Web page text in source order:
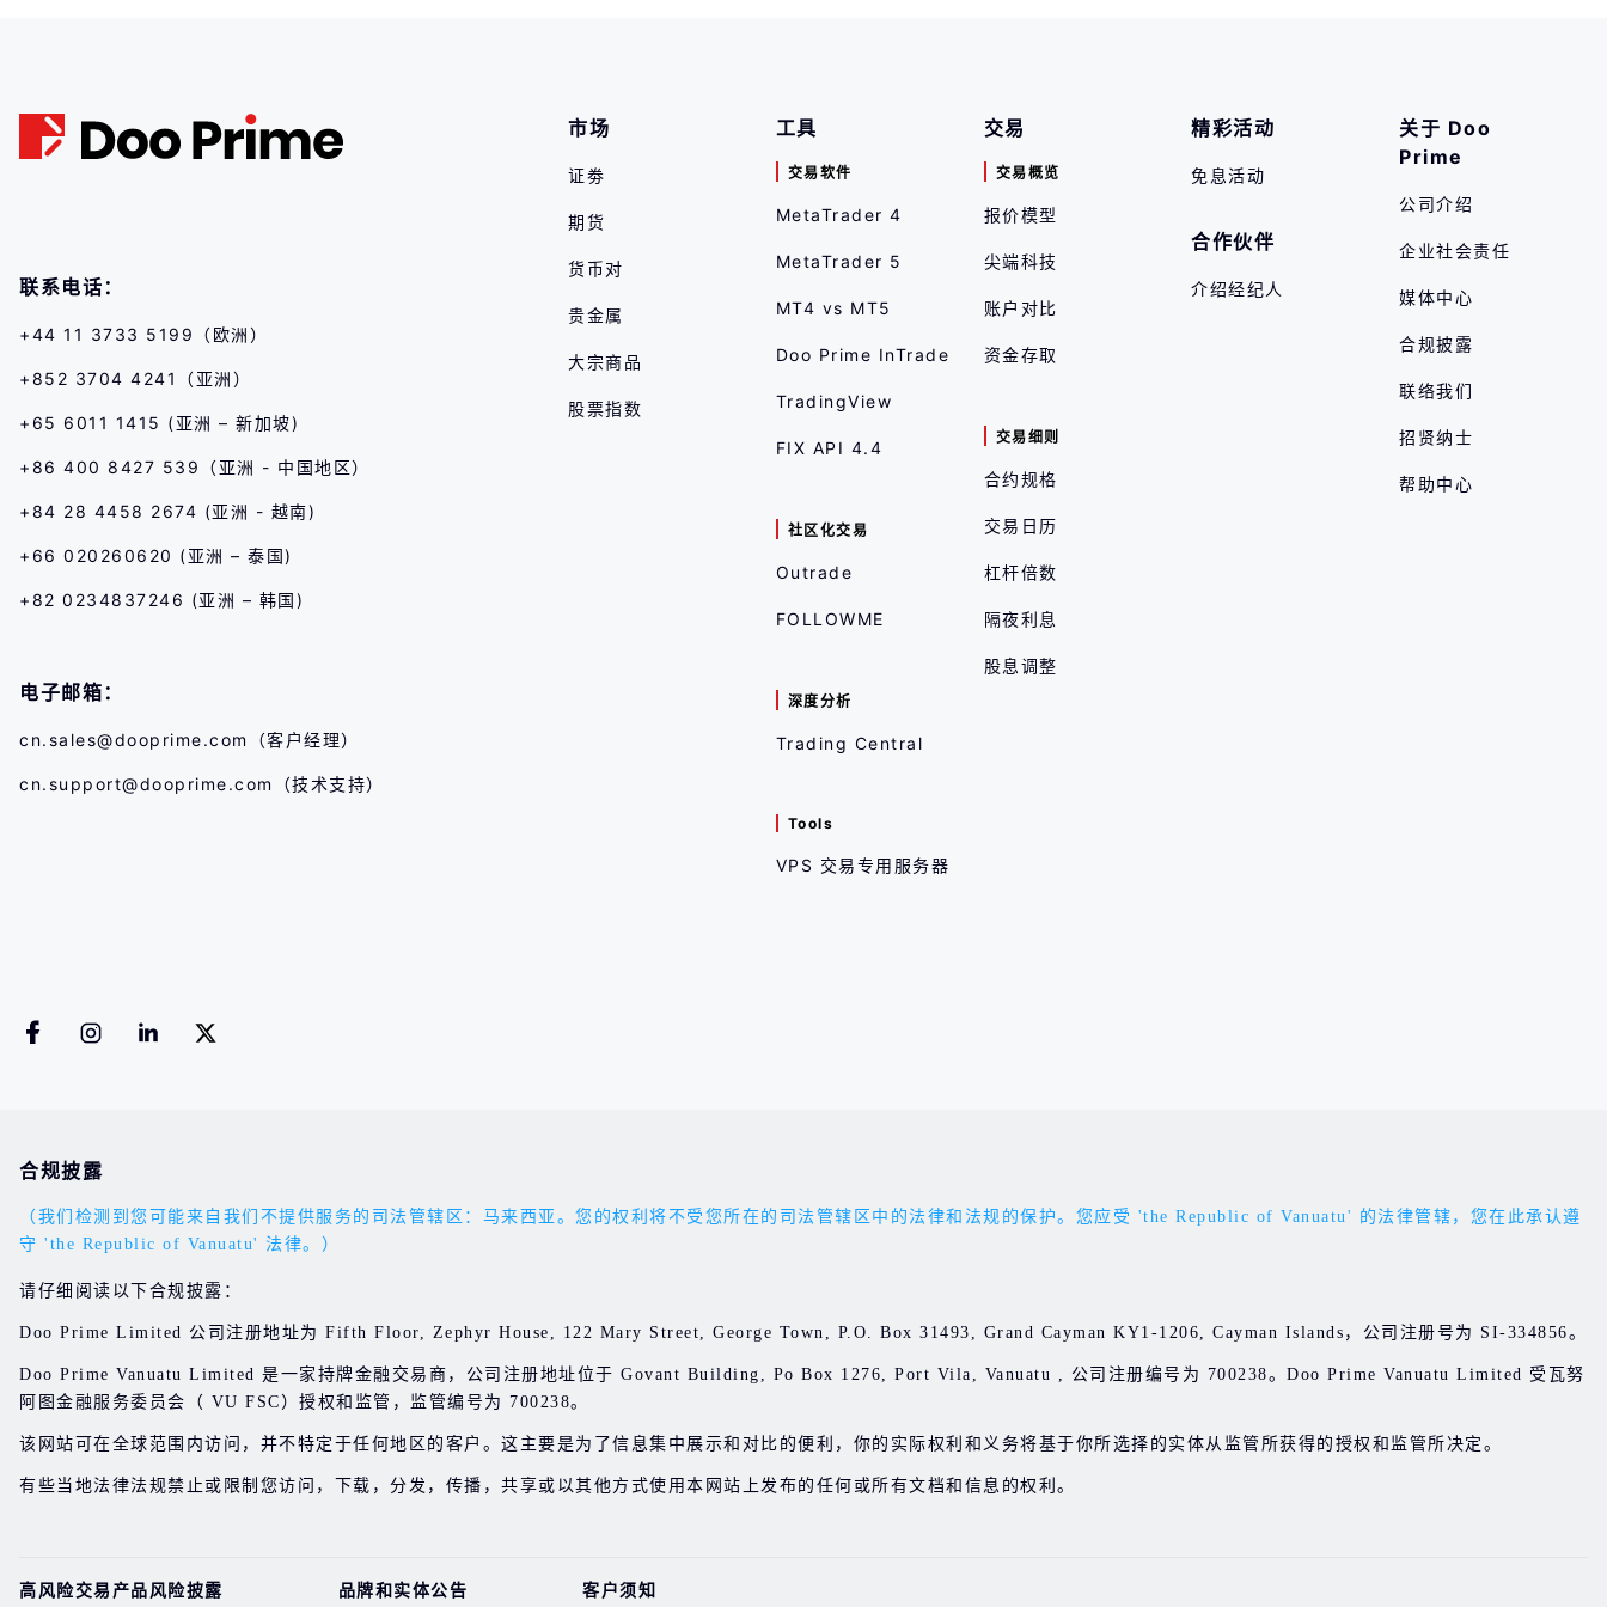
联系电话：
+44 11 3733 5199（欧洲）
+852 3704 4241（亚洲）
+65 6011 1415 (亚洲 – 新加坡)
+86 400 8427 539（亚洲 - 中国地区）
+84 28 4458 2674 (亚洲 - 越南)
+66 020260620 (亚洲 – 泰国)
+82 0234837246 (亚洲 – 韩国)
电子邮箱：
cn.sales@dooprime.com （客户经理）
cn.support@dooprime.com （技术支持）
市场
证劵
期货
货币对
贵金属
大宗商品
股票指数
工具
交易软件
MetaTrader 4
MetaTrader 5
MT4 vs MT5
Doo Prime InTrade
TradingView
FIX API 4.4
社区化交易
Outrade
FOLLOWME
深度分析
Trading Central
Tools
VPS 交易专用服务器
交易
交易概览
报价模型
尖端科技
账户对比
资金存取
交易细则
合约规格
交易日历
杠杆倍数
隔夜利息
股息调整
精彩活动
免息活动
合作伙伴
介绍经纪人
关于 Doo
Prime
公司介绍
企业社会责任
媒体中心
合规披露
联络我们
招贤纳士
帮助中心
合规披露
（我们检测到您可能来自我们不提供服务的司法管辖区：马来西亚。您的权利将不受您所在的司法管辖区中的法律和法规的保护。您应受 'the Republic of Vanuatu' 的法律管辖，您在此承认遵
守 'the Republic of Vanuatu' 法律。）
请仔细阅读以下合规披露：
Doo Prime Limited 公司注册地址为 Fifth Floor, Zephyr House, 122 Mary Street, George Town, P.O. Box 31493, Grand Cayman KY1-1206, Cayman Islands，公司注册号为 SI-334856。
Doo Prime Vanuatu Limited 是一家持牌金融交易商，公司注册地址位于 Govant Building, Po Box 1276, Port Vila, Vanuatu , 公司注册编号为 700238。Doo Prime Vanuatu Limited 受瓦努
阿图金融服务委员会（ VU FSC）授权和监管，监管编号为 700238。
该网站可在全球范围内访问，并不特定于任何地区的客户。这主要是为了信息集中展示和对比的便利，你的实际权利和义务将基于你所选择的实体从监管所获得的授权和监管所决定。
有些当地法律法规禁止或限制您访问，下载，分发，传播，共享或以其他方式使用本网站上发布的任何或所有文档和信息的权利。
高风险交易产品风险披露 品牌和实体公告 客户须知